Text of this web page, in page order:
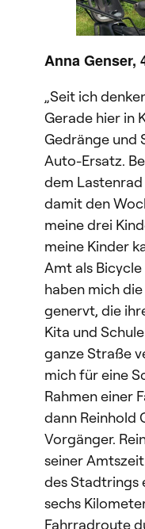
Anna Genser,
„Seit ich
Gerade hier in
Gedränge und
Auto-Ersatz.
dem
damit den
meine drei
meine Kinder
Amt als
haben mich
genervt, die
Kita und
ganze Straße
mich für eine
Rahmen einer
dann Reinhold
Vorgänger.
seiner
des Stadtrings
sechs
Fahrradroute